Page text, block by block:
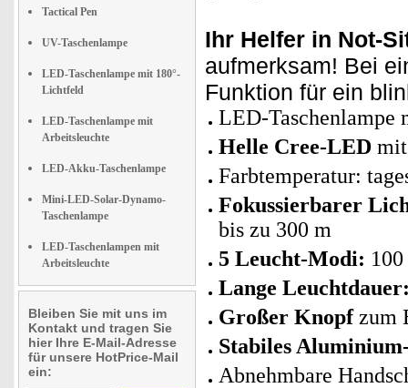
Tactical Pen
UV-Taschenlampe
LED-Taschenlampe mit 180°-
Lichtfeld
LED-Taschenlampe mit
Arbeitsleuchte
LED-Akku-Taschenlampe
Mini-LED-Solar-Dynamo-
Taschenlampe
LED-Taschenlampen mit
Arbeitsleuchte
Bleiben Sie mit uns im
Kontakt und tragen Sie
hier Ihre E-Mail-Adresse
für unsere HotPrice-Mail
ein:
Ihr Helfer in Not-
aufmerksam! Bei
Funktion für ein
LED-Taschenlampe
Helle Cree-LED
Farbtemperatur:
Fokussierbarer
bis zu 300 m
5 Leucht-Modi:
Lange
Großer Knopfzum
Stabiles
Abnehmbare